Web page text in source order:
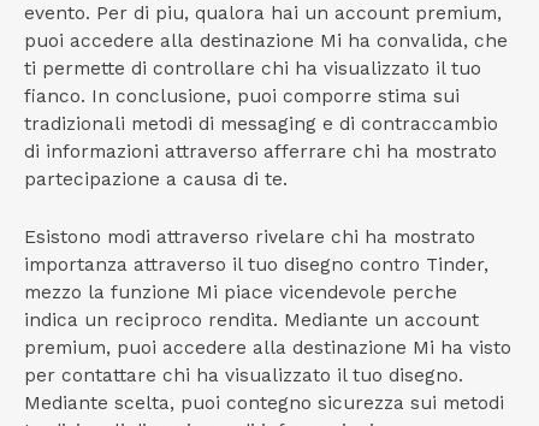
evento. Per di piu, qualora hai un account premium,
puoi accedere alla destinazione Mi ha convalida, che
ti permette di controllare chi ha visualizzato il tuo
fianco. In conclusione, puoi comporre stima sui
tradizionali metodi di messaging e di contraccambio
di informazioni attraverso afferrare chi ha mostrato
partecipazione a causa di te.
Esistono modi attraverso rivelare chi ha mostrato
importanza attraverso il tuo disegno contro Tinder,
mezzo la funzione Mi piace vicendevole perche
indica un reciproco rendita. Mediante un account
premium, puoi accedere alla destinazione Mi ha visto
per contattare chi ha visualizzato il tuo disegno.
Mediante scelta, puoi contegno sicurezza sui metodi